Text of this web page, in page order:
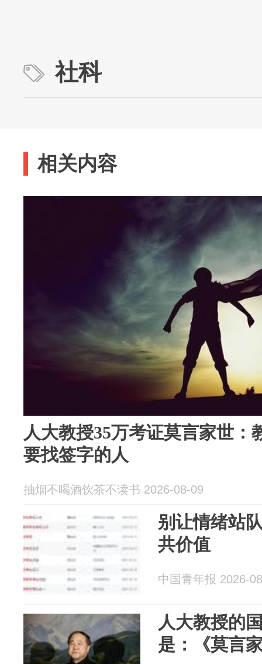
社科
相关内容
人大教授35万考证莫言家世：
要找签字的人
抽烟不喝酒饮茶不读书 2026-08-09
别让情绪站
共价值
中国青年报 2026-
人大教授的
是：《莫言